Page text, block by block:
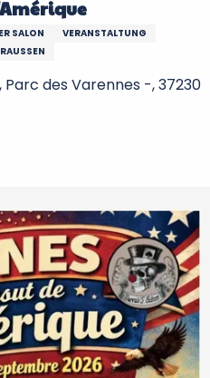
SALON
VERANSTALTUNG
des Varennes -, 37230